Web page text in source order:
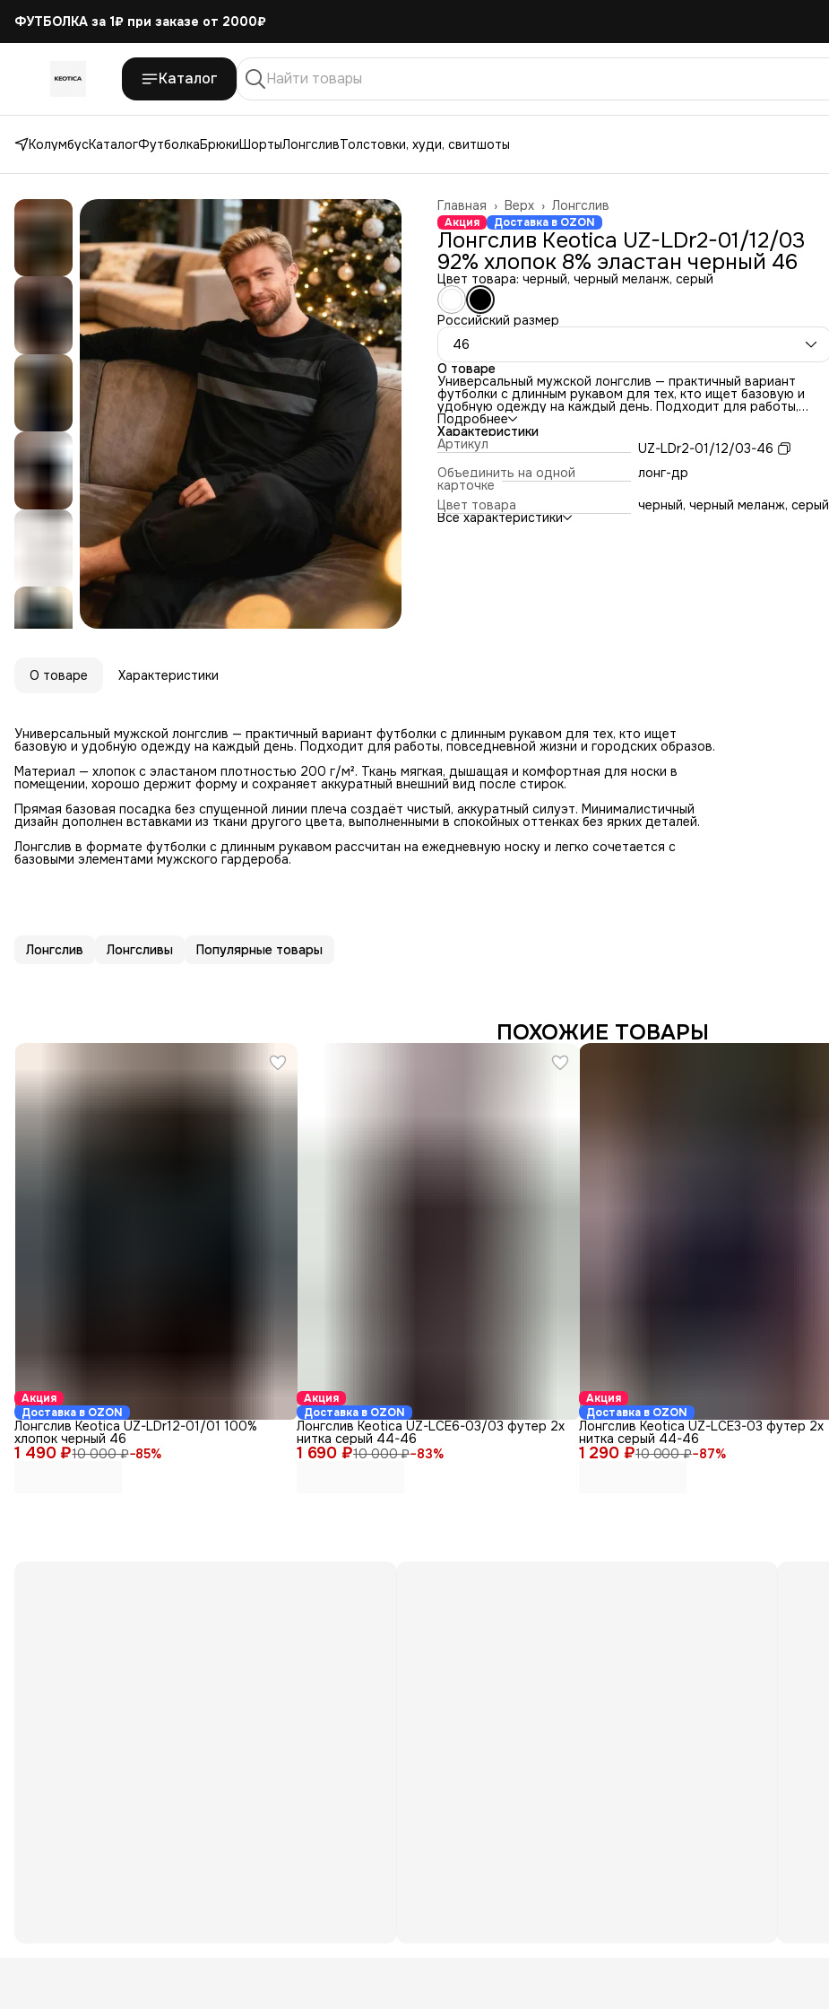
ФУТБОЛКА за 1₽ при заказе от 2000₽
Каталог
КолумбусКаталогФутболкаБрюкиШортыЛонгсливТолстовки, худи, свитшоты
Лонгслив
Верх ›
Главная ›
Акция Доставка в OZON
Лонгслив Keotica UZ-LDr2-01/12/03
92% хлопок 8% эластан черный 46
Цвет товара: черный, черный меланж, серый
Российский размер
46
О товаре
Универсальный мужской лонгслив — практичный вариант
футболки с длинным рукавом для тех, кто ищет базовую и
удобную одежду на каждый день. Подходит для работы,
повседневной жизни и городских образов.
Материал — хлопок с эластаном плотностью 200 г/м². Ткань
мягкая, дышащая и комфортная для носки в помещении,
хорошо держит форму и сохраняет аккуратный внешний вид
после стирок.
Прямая базовая посадка без спущенной линии плеча создаёт
чистый, аккуратный силуэт. Минималистичный дизайн
дополнен вставками из ткани другого цвета, выполненными в
спокойных оттенках без ярких деталей.
Подробнее
Характеристики
Артикул
UZ-LDr2-01/12/03-46
Объединить на одной
карточке
лонг-др
Цвет товара
черный, черный меланж, серый
Все характеристики
О товаре Характеристики
Универсальный мужской лонгслив — практичный вариант футболки с длинным рукавом для тех, кто ищет
базовую и удобную одежду на каждый день. Подходит для работы, повседневной жизни и городских образов.
Материал — хлопок с эластаном плотностью 200 г/м². Ткань мягкая, дышащая и комфортная для носки в
помещении, хорошо держит форму и сохраняет аккуратный внешний вид после стирок.
Прямая базовая посадка без спущенной линии плеча создаёт чистый, аккуратный силуэт. Минималистичный
дизайн дополнен вставками из ткани другого цвета, выполненными в спокойных оттенках без ярких деталей.
Лонгслив в формате футболки с длинным рукавом рассчитан на ежедневную носку и легко сочетается с
базовыми элементами мужского гардероба.
Лонгслив Лонгсливы Популярные товары
ПОХОЖИЕ ТОВАРЫ
Акция
Доставка в OZON
1 490 ₽10 000 ₽−85%
Лонгслив Keotica UZ-LDr12-01/01 100%
хлопок черный 46
Акция
Доставка в OZON
1 690 ₽10 000 ₽−83%
Лонгслив Keotica UZ-LСЕ6-03/03 футер 2х
нитка серый 44-46
Акция
Доставка в OZON
1 290 ₽10 000 ₽−87%
Лонгслив Keotica UZ-LCE3-03 футер 2х
нитка серый 44-46